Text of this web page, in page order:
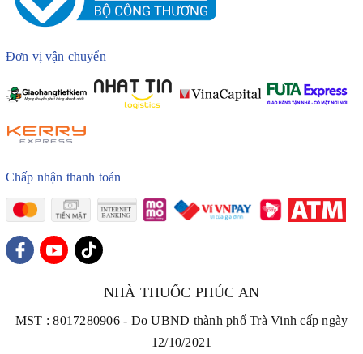
Đơn vị vận chuyển
Chấp nhận thanh toán
NHÀ THUỐC PHÚC AN
MST : 8017280906 - Do UBND thành phố Trà Vinh cấp ngày
12/10/2021